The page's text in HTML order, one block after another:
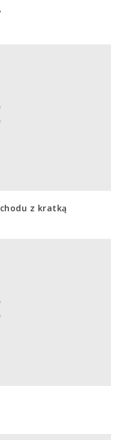
z kratką